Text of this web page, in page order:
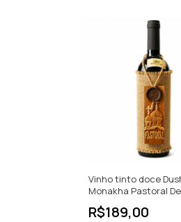
Vinho tinto doce
Monakha Pastoral
Wine
R$189,00